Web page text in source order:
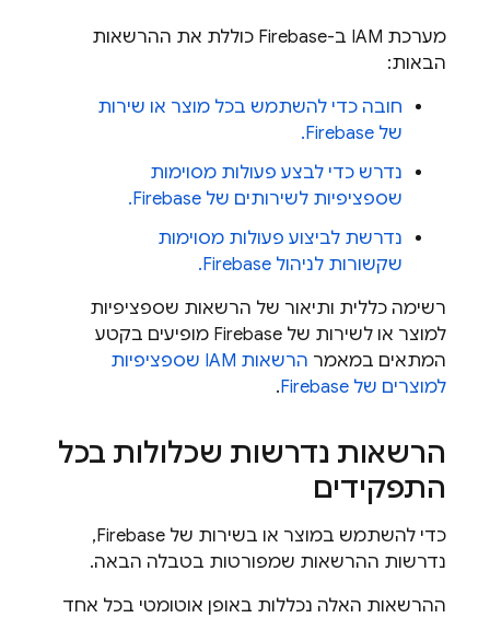
מערכת IAM ב-Firebase כוללת את ההרשאות
הבאות:
חובה כדי להשתמש בכל מוצר או שירות
של Firebase.
נדרש כדי לבצע פעולות מסוימות
שספציפיות לשירותים של Firebase.
נדרשת לביצוע פעולות מסוימות
שקשורות לניהול Firebase.
רשימה כללית ותיאור של הרשאות שספציפיות
למוצר או לשירות של Firebase מופיעים בקטע
המתאים במאמר
הרשאות IAM שספציפיות
למוצרים של Firebase
.
הרשאות נדרשות שכלולות בכל
התפקידים
כדי להשתמש במוצר או בשירות של Firebase,
נדרשות ההרשאות שמפורטות בטבלה הבאה.
ההרשאות האלה נכללות באופן אוטומטי בכל אחד